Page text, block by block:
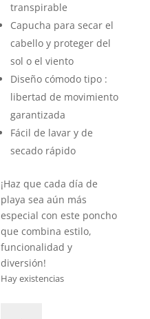
transpirable
Capucha para secar el
cabello y proteger del
sol o el viento
Diseño cómodo tipo :
libertad de movimiento
garantizada
Fácil de lavar y de
secado rápido
¡Haz que cada día de
playa sea aún más
especial con este poncho
que combina estilo,
funcionalidad y
diversión!
Hay existencias